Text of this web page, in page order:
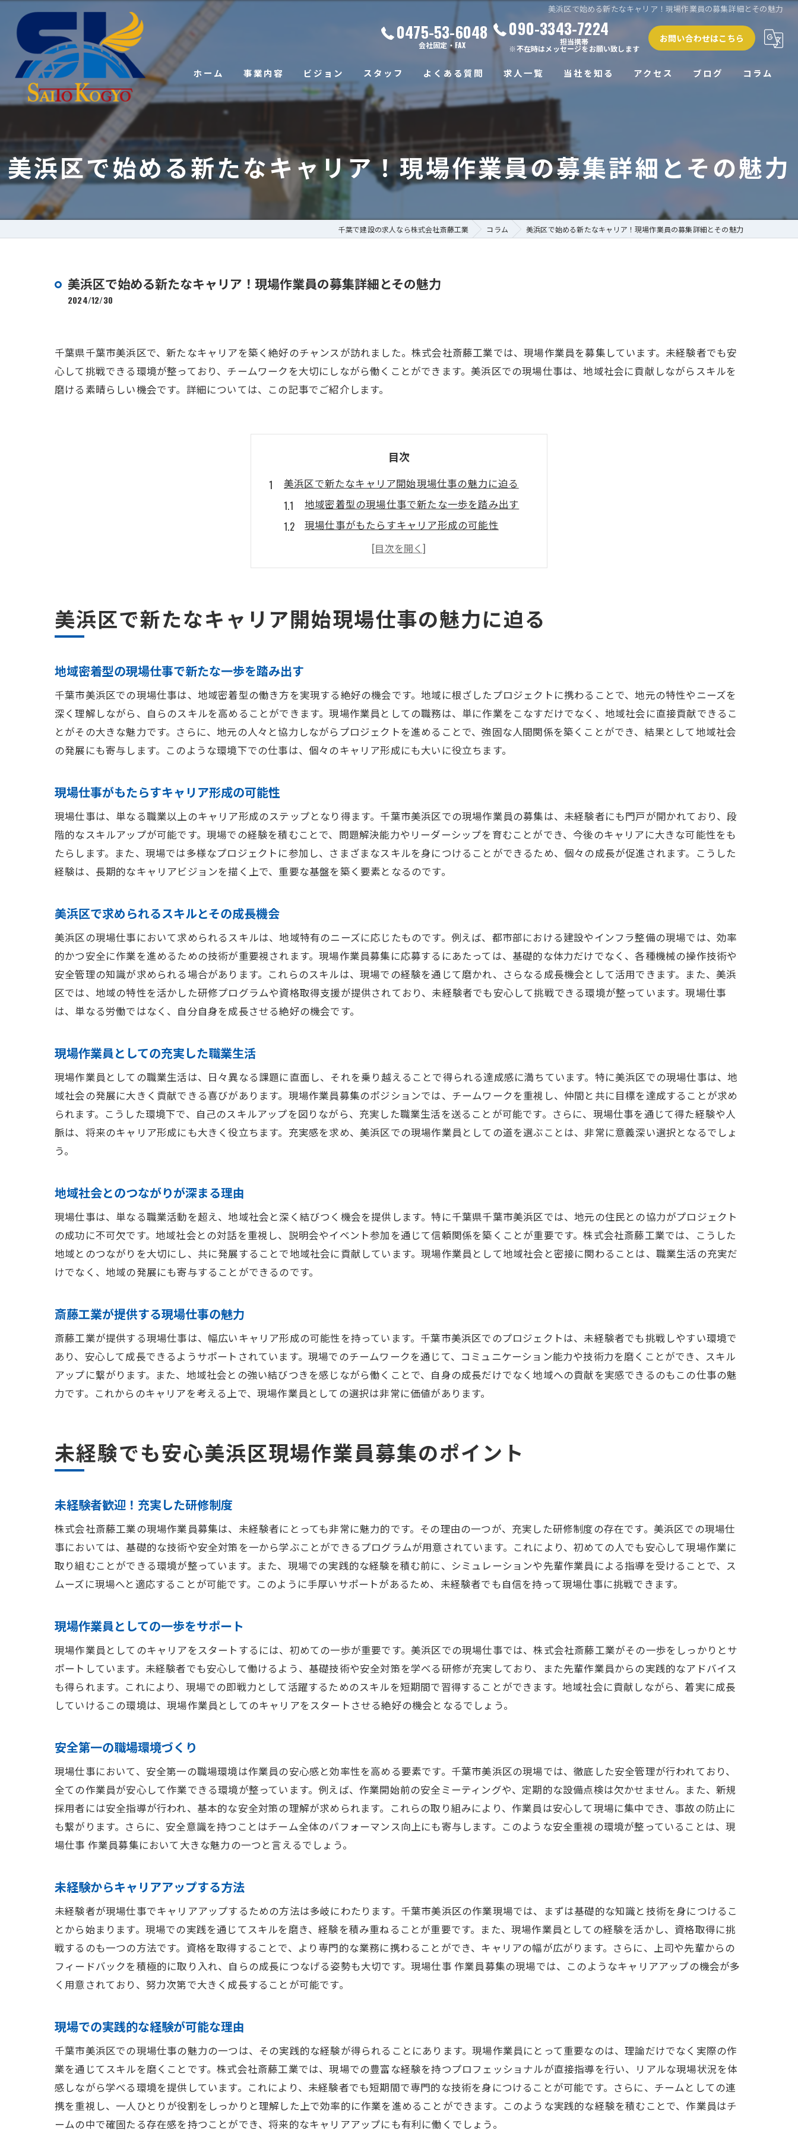
美浜区で始める新たなキャリア！現場作業員の募集詳細とその魅力
0475-53-6048
会社固定・FAX
090-3343-7224
担当携帯
※不在時はメッセージをお願い致します
お問い合わせはこちら
ホーム 事業内容 ビジョン スタッフ よくある質問 求人一覧 当社を知る
経験者
高収入
アクセス ブログ コラム
美浜区で始める新たなキャリア！現場作業員の募集詳細とその魅力
千葉で建設の求人なら株式会社斎藤工業 コラム 美浜区で始める新たなキャリア！現場作業員の募集詳細とその魅力
美浜区で始める新たなキャリア！現場作業員の募集詳細とその魅力
2024/12/30
千葉県千葉市美浜区で、新たなキャリアを築く絶好のチャンスが訪れました。株式会社斎藤工業では、現場作業員を募集しています。未経験者でも安
心して挑戦できる環境が整っており、チームワークを大切にしながら働くことができます。美浜区での現場仕事は、地域社会に貢献しながらスキルを
磨ける素晴らしい機会です。詳細については、この記事でご紹介します。
目次
美浜区で新たなキャリア開始現場仕事の魅力に迫る
地域密着型の現場仕事で新たな一歩を踏み出す
現場仕事がもたらすキャリア形成の可能性
美浜区で求められるスキルとその成長機会
現場作業員としての充実した職業生活
斎藤工業が提供する現場仕事の魅力
未経験でも安心美浜区現場作業員募集のポイント
安全第一の職場環境づくり
未経験からキャリアアップする方法
現場での実践的な経験が可能な理由
サポート体制が整った美浜区の現場
地域貢献を実感できる現場作業員の役割
美浜区で働くことの地域的な意義
地域社会と協力することで得られるやりがい
美浜区での現場仕事の社会的インパクト
チームワークが求められる現場の実情
協力して働くことの重要性とその魅力
チームとして成長するための環境づくり
コミュニケーションが活発な現場作業
美浜区での現場仕事が提供する多様な可能性
現場作業員のキャリア形成における重要な役割
地域での安定した職業生活の実現
新たなスキルを磨く美浜区現場作業員の魅力
スキル習得のための現場環境の魅力
多様な経験を通じて得られる専門性
美浜区で提供されるスキルアップの機会
美浜区での現場仕事がキャリアに与える影響
美浜区で求められる現場作業員その役割とやりがい
現場作業員としての具体的な仕事内容
毎日の業務を通じて得られるやりがい
美浜区での現場業務の多様性
役割を果たすことで得られる自己成長
現場仕事がもたらすキャリアアップの道筋
美浜区でキャリアを築くための戦略
成長を促進する現場の環境
美浜区での経験が未来を切り開く鍵
美浜区で新たなキャリア開始現場仕事の魅力に迫る
地域密着型の現場仕事で新たな一歩を踏み出す
千葉市美浜区での現場仕事は、地域密着型の働き方を実現する絶好の機会です。地域に根ざしたプロジェクトに携わることで、地元の特性やニーズを
深く理解しながら、自らのスキルを高めることができます。現場作業員としての職務は、単に作業をこなすだけでなく、地域社会に直接貢献できるこ
とがその大きな魅力です。さらに、地元の人々と協力しながらプロジェクトを進めることで、強固な人間関係を築くことができ、結果として地域社会
の発展にも寄与します。このような環境下での仕事は、個々のキャリア形成にも大いに役立ちます。
現場仕事がもたらすキャリア形成の可能性
現場仕事は、単なる職業以上のキャリア形成のステップとなり得ます。千葉市美浜区での現場作業員の募集は、未経験者にも門戸が開かれており、段
階的なスキルアップが可能です。現場での経験を積むことで、問題解決能力やリーダーシップを育むことができ、今後のキャリアに大きな可能性をも
たらします。また、現場では多様なプロジェクトに参加し、さまざまなスキルを身につけることができるため、個々の成長が促進されます。こうした
経験は、長期的なキャリアビジョンを描く上で、重要な基盤を築く要素となるのです。
美浜区で求められるスキルとその成長機会
美浜区の現場仕事において求められるスキルは、地域特有のニーズに応じたものです。例えば、都市部における建設やインフラ整備の現場では、効率
的かつ安全に作業を進めるための技術が重要視されます。現場作業員募集に応募するにあたっては、基礎的な体力だけでなく、各種機械の操作技術や
安全管理の知識が求められる場合があります。これらのスキルは、現場での経験を通じて磨かれ、さらなる成長機会として活用できます。また、美浜
区では、地域の特性を活かした研修プログラムや資格取得支援が提供されており、未経験者でも安心して挑戦できる環境が整っています。現場仕事
は、単なる労働ではなく、自分自身を成長させる絶好の機会です。
現場作業員としての充実した職業生活
現場作業員としての職業生活は、日々異なる課題に直面し、それを乗り越えることで得られる達成感に満ちています。特に美浜区での現場仕事は、地
域社会の発展に大きく貢献できる喜びがあります。現場作業員募集のポジションでは、チームワークを重視し、仲間と共に目標を達成することが求め
られます。こうした環境下で、自己のスキルアップを図りながら、充実した職業生活を送ることが可能です。さらに、現場仕事を通じて得た経験や人
脈は、将来のキャリア形成にも大きく役立ちます。充実感を求め、美浜区での現場作業員としての道を選ぶことは、非常に意義深い選択となるでしょ
う。
地域社会とのつながりが深まる理由
現場仕事は、単なる職業活動を超え、地域社会と深く結びつく機会を提供します。特に千葉県千葉市美浜区では、地元の住民との協力がプロジェクト
の成功に不可欠です。地域社会との対話を重視し、説明会やイベント参加を通じて信頼関係を築くことが重要です。株式会社斎藤工業では、こうした
地域とのつながりを大切にし、共に発展することで地域社会に貢献しています。現場作業員として地域社会と密接に関わることは、職業生活の充実だ
けでなく、地域の発展にも寄与することができるのです。
斎藤工業が提供する現場仕事の魅力
斎藤工業が提供する現場仕事は、幅広いキャリア形成の可能性を持っています。千葉市美浜区でのプロジェクトは、未経験者でも挑戦しやすい環境で
あり、安心して成長できるようサポートされています。現場でのチームワークを通じて、コミュニケーション能力や技術力を磨くことができ、スキル
アップに繋がります。また、地域社会との強い結びつきを感じながら働くことで、自身の成長だけでなく地域への貢献を実感できるのもこの仕事の魅
力です。これからのキャリアを考える上で、現場作業員としての選択は非常に価値があります。
未経験でも安心美浜区現場作業員募集のポイント
未経験者歓迎！充実した研修制度
株式会社斎藤工業の現場作業員募集は、未経験者にとっても非常に魅力的です。その理由の一つが、充実した研修制度の存在です。美浜区での現場仕
事においては、基礎的な技術や安全対策を一から学ぶことができるプログラムが用意されています。これにより、初めての人でも安心して現場作業に
取り組むことができる環境が整っています。また、現場での実践的な経験を積む前に、シミュレーションや先輩作業員による指導を受けることで、ス
ムーズに現場へと適応することが可能です。このように手厚いサポートがあるため、未経験者でも自信を持って現場仕事に挑戦できます。
現場作業員としての一歩をサポート
現場作業員としてのキャリアをスタートするには、初めての一歩が重要です。美浜区での現場仕事では、株式会社斎藤工業がその一歩をしっかりとサ
ポートしています。未経験者でも安心して働けるよう、基礎技術や安全対策を学べる研修が充実しており、また先輩作業員からの実践的なアドバイス
も得られます。これにより、現場での即戦力として活躍するためのスキルを短期間で習得することができます。地域社会に貢献しながら、着実に成長
していけるこの環境は、現場作業員としてのキャリアをスタートさせる絶好の機会となるでしょう。
安全第一の職場環境づくり
現場仕事において、安全第一の職場環境は作業員の安心感と効率性を高める要素です。千葉市美浜区の現場では、徹底した安全管理が行われており、
全ての作業員が安心して作業できる環境が整っています。例えば、作業開始前の安全ミーティングや、定期的な設備点検は欠かせません。また、新規
採用者には安全指導が行われ、基本的な安全対策の理解が求められます。これらの取り組みにより、作業員は安心して現場に集中でき、事故の防止に
も繋がります。さらに、安全意識を持つことはチーム全体のパフォーマンス向上にも寄与します。このような安全重視の環境が整っていることは、現
場仕事 作業員募集において大きな魅力の一つと言えるでしょう。
未経験からキャリアアップする方法
未経験者が現場仕事でキャリアアップするための方法は多岐にわたります。千葉市美浜区の作業現場では、まずは基礎的な知識と技術を身につけるこ
とから始まります。現場での実践を通じてスキルを磨き、経験を積み重ねることが重要です。また、現場作業員としての経験を活かし、資格取得に挑
戦するのも一つの方法です。資格を取得することで、より専門的な業務に携わることができ、キャリアの幅が広がります。さらに、上司や先輩からの
フィードバックを積極的に取り入れ、自らの成長につなげる姿勢も大切です。現場仕事 作業員募集の現場では、このようなキャリアアップの機会が多
く用意されており、努力次第で大きく成長することが可能です。
現場での実践的な経験が可能な理由
千葉市美浜区での現場仕事の魅力の一つは、その実践的な経験が得られることにあります。現場作業員にとって重要なのは、理論だけでなく実際の作
業を通じてスキルを磨くことです。株式会社斎藤工業では、現場での豊富な経験を持つプロフェッショナルが直接指導を行い、リアルな現場状況を体
感しながら学べる環境を提供しています。これにより、未経験者でも短期間で専門的な技術を身につけることが可能です。さらに、チームとしての連
携を重視し、一人ひとりが役割をしっかりと理解した上で効率的に作業を進めることができます。このような実践的な経験を積むことで、作業員はチ
ームの中で確固たる存在感を持つことができ、将来的なキャリアアップにも有利に働くでしょう。